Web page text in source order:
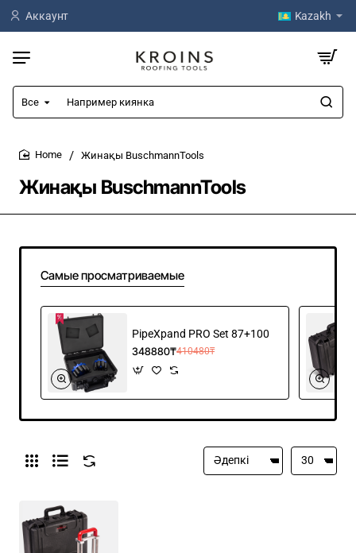
Аккаунт Kazakh
Все
Например
киянка
Жинақы BuschmannTools
Жинақы BuschmannTools
Самые просматриваемые
PipeXpand PRO Set 87+100
348880₸410480₸